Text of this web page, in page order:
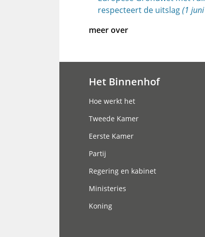
respecteert de uitslag(1
meer over
Het Binnenhof
Hoe werkt het
Tweede Kamer
Eerste Kamer
Partij
Regering en kabinet
Ministeries
Koning